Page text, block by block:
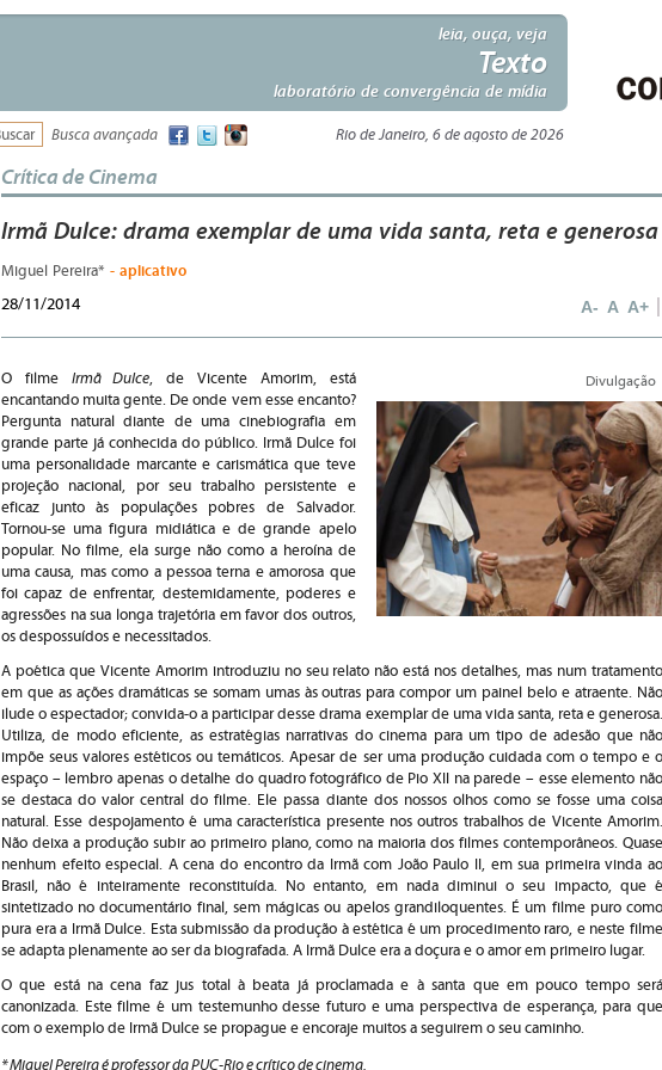
leia, ouça, veja
Texto
laboratório de convergência de mídia
Busca avançada Rio de Janeiro, 6 de agosto de 2026
Crítica de Cinema
Irmã Dulce: drama exemplar de uma vida santa, reta e generosa
Miguel Pereira* - aplicativo
28/11/2014 A- A A+
Divulgação
O filme Irmã Dulce, de Vicente Amorim, está
encantando muita gente. De onde vem esse encanto?
Pergunta natural diante de uma cinebiografia em
grande parte já conhecida do público. Irmã Dulce foi
uma personalidade marcante e carismática que teve
projeção nacional, por seu trabalho persistente e
eficaz junto às populações pobres de Salvador.
Tornou-se uma figura midiática e de grande apelo
popular. No filme, ela surge não como a heroína de
uma causa, mas como a pessoa terna e amorosa que
foi capaz de enfrentar, destemidamente, poderes e
agressões na sua longa trajetória em favor dos outros,
os despossuídos e necessitados.
A poética que Vicente Amorim introduziu no seu relato não está nos detalhes, mas num tratamento
em que as ações dramáticas se somam umas às outras para compor um painel belo e atraente. Não
ilude o espectador; convida-o a participar desse drama exemplar de uma vida santa, reta e generosa.
Utiliza, de modo eficiente, as estratégias narrativas do cinema para um tipo de adesão que não
impõe seus valores estéticos ou temáticos. Apesar de ser uma produção cuidada com o tempo e o
espaço – lembro apenas o detalhe do quadro fotográfico de Pio XII na parede – esse elemento não
se destaca do valor central do filme. Ele passa diante dos nossos olhos como se fosse uma coisa
natural. Esse despojamento é uma característica presente nos outros trabalhos de Vicente Amorim.
Não deixa a produção subir ao primeiro plano, como na maioria dos filmes contemporâneos. Quase
nenhum efeito especial. A cena do encontro da Irmã com João Paulo II, em sua primeira vinda ao
Brasil, não é inteiramente reconstituída. No entanto, em nada diminui o seu impacto, que é
sintetizado no documentário final, sem mágicas ou apelos grandiloquentes. É um filme puro como
pura era a Irmã Dulce. Esta submissão da produção à estética é um procedimento raro, e neste filme
se adapta plenamente ao ser da biografada. A Irmã Dulce era a doçura e o amor em primeiro lugar.
O que está na cena faz jus total à beata já proclamada e à santa que em pouco tempo será
canonizada. Este filme é um testemunho desse futuro e uma perspectiva de esperança, para que
com o exemplo de Irmã Dulce se propague e encoraje muitos a seguirem o seu caminho.
* Miguel Pereira é professor da PUC-Rio e crítico de cinema.